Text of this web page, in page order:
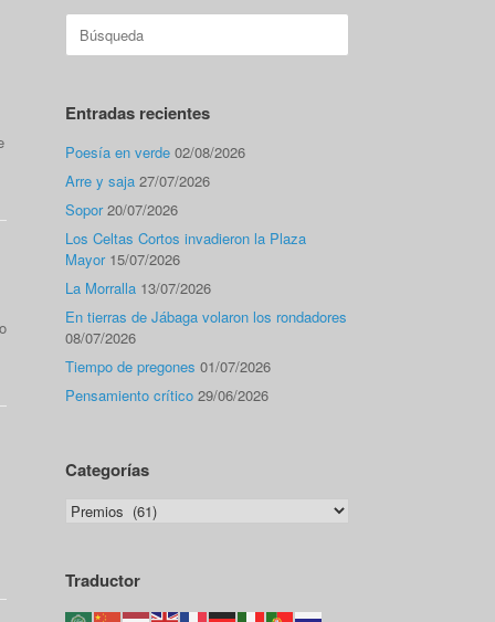
Buscar:
Entradas recientes
Poesía en verde 02/08/2026
Arre y saja 27/07/2026
Sopor 20/07/2026
Los Celtas Cortos invadieron la Plaza
Mayor 15/07/2026
La Morralla 13/07/2026
En tierras de Jábaga volaron los rondadores
08/07/2026
Tiempo de pregones 01/07/2026
Pensamiento crítico 29/06/2026
Categorías
Categorías
Traductor